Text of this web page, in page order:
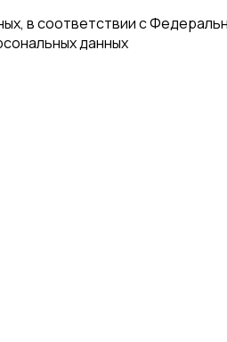
в соответствии с
данных